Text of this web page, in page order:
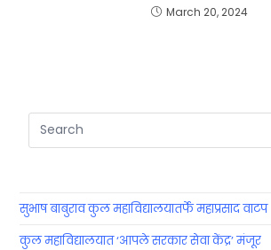
March 20, 2024
सुभाष बाबुराव कुल महाविद्यालयातर्फे महाप्रसाद वाटप
कुल महाविद्यालयात ‘आपले सरकार सेवा केंद्र’ मंजूर